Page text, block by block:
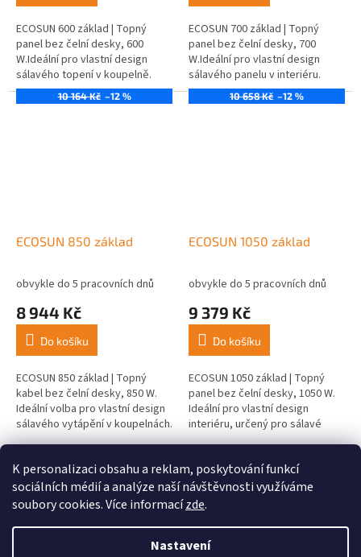
K personalizaci obsahu a reklam, poskytování funkcí
sociálních médií a analýze naší návštěvnosti využíváme
soubory cookies. Více informacízde.
Nastavení
ECOSUN 600 základ | Topný
panel bez čelní desky, 600
W.Ideální pro vlastní design
sálavého topení v koupelně.
ECOSUN 700 základ | Topný
panel bez čelní desky, 700
W.Ideální pro vlastní design
sálavého panelu v interiéru.
10 164 Kč –12 %
ECOSUN 850 základ
obvykle do 5 pracovních dnů
8 944 Kč
Do košíku
ECOSUN 850 základ | Topný
kabel bez čelní desky, 850 W.
Ideální volba pro vlastní design
sálavého vytápění v koupelnách.
10 658 Kč –12 %
ECOSUN 1050 základ
obvykle do 5 pracovních dnů
9 379 Kč
Do košíku
ECOSUN 1050 základ | Topný
panel bez čelní desky, 1050 W.
Ideální pro vlastní design
interiéru, určený pro sálavé
vytápění.
O
v
l
á
d
a
6položek celkem